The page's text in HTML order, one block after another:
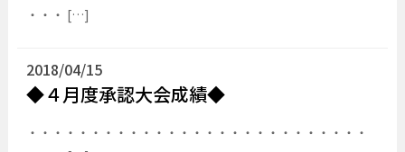
・・・ […]
2018/04/15
◆４月度承認大会成績◆
・・・・・・・・・・・・・・・・・・・・・・・・・・・